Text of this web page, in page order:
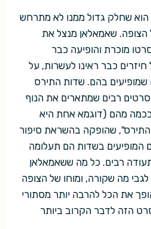
שחלק גדול ממנו לא מתרחש
שאמאלאן מנצל את
מוכרת והופיעה כבר
כבר ראינו לעשרות, על
בהם. שדות התירס
רבים שמתארים את הנוף
מהם (דוגמא אחת היא
התירס", שהופקה בהשראת סיפור
המופיעים בשדות הם תעלומה
רבים. כל מה ששאמאלאן
מה שקורה, ומוחו של הצופה
את הכל להרבה יותר מסתורי
הזה לדבר הקרוב ביותר